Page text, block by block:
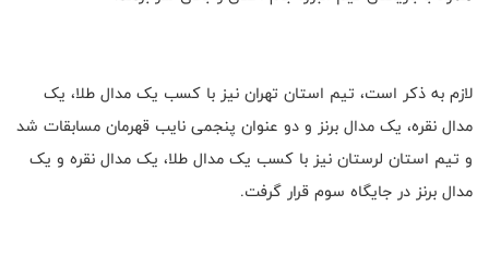
لازم به ذکر است، تیم استان تهران نیز با کسب یک مدال طلا، یک
مدال نقره، یک مدال برنز و دو عنوان پنجمی نایب قهرمان مسابقات شد
و تیم استان لرستان نیز با کسب یک مدال طلا، یک مدال نقره و یک
مدال برنز در جایگاه سوم قرار گرفت.